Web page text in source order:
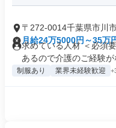
〒272-0014千葉県市川
月給24万5000円～35万
求めている人材 ＜必須
あるので介護のご経験が
制服あり 業界未経験歓迎